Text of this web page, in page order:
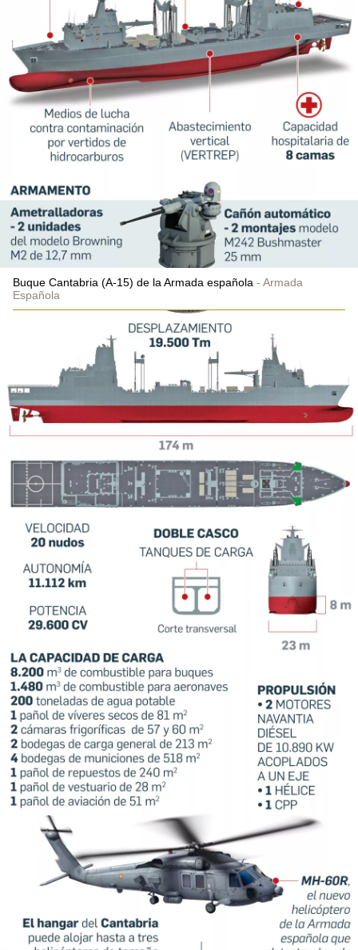
Buque Cantabria (A-15) de la Armada española
Armada
Española